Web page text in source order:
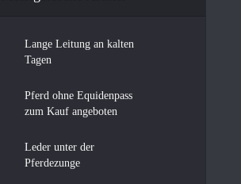
Lange Leitung an kalten
Tagen
Pferd ohne Equidenpass
zum Kauf angeboten
Leder unter der
Pferdezunge